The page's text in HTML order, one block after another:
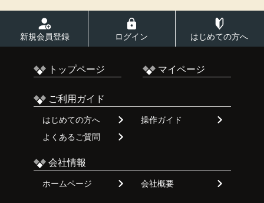
新規会員登録 ログイン はじめての方へ
トップページ マイページ
ご利用ガイド
はじめての方へ
操作ガイド
よくあるご質問
会社情報
ホームページ 会社概要